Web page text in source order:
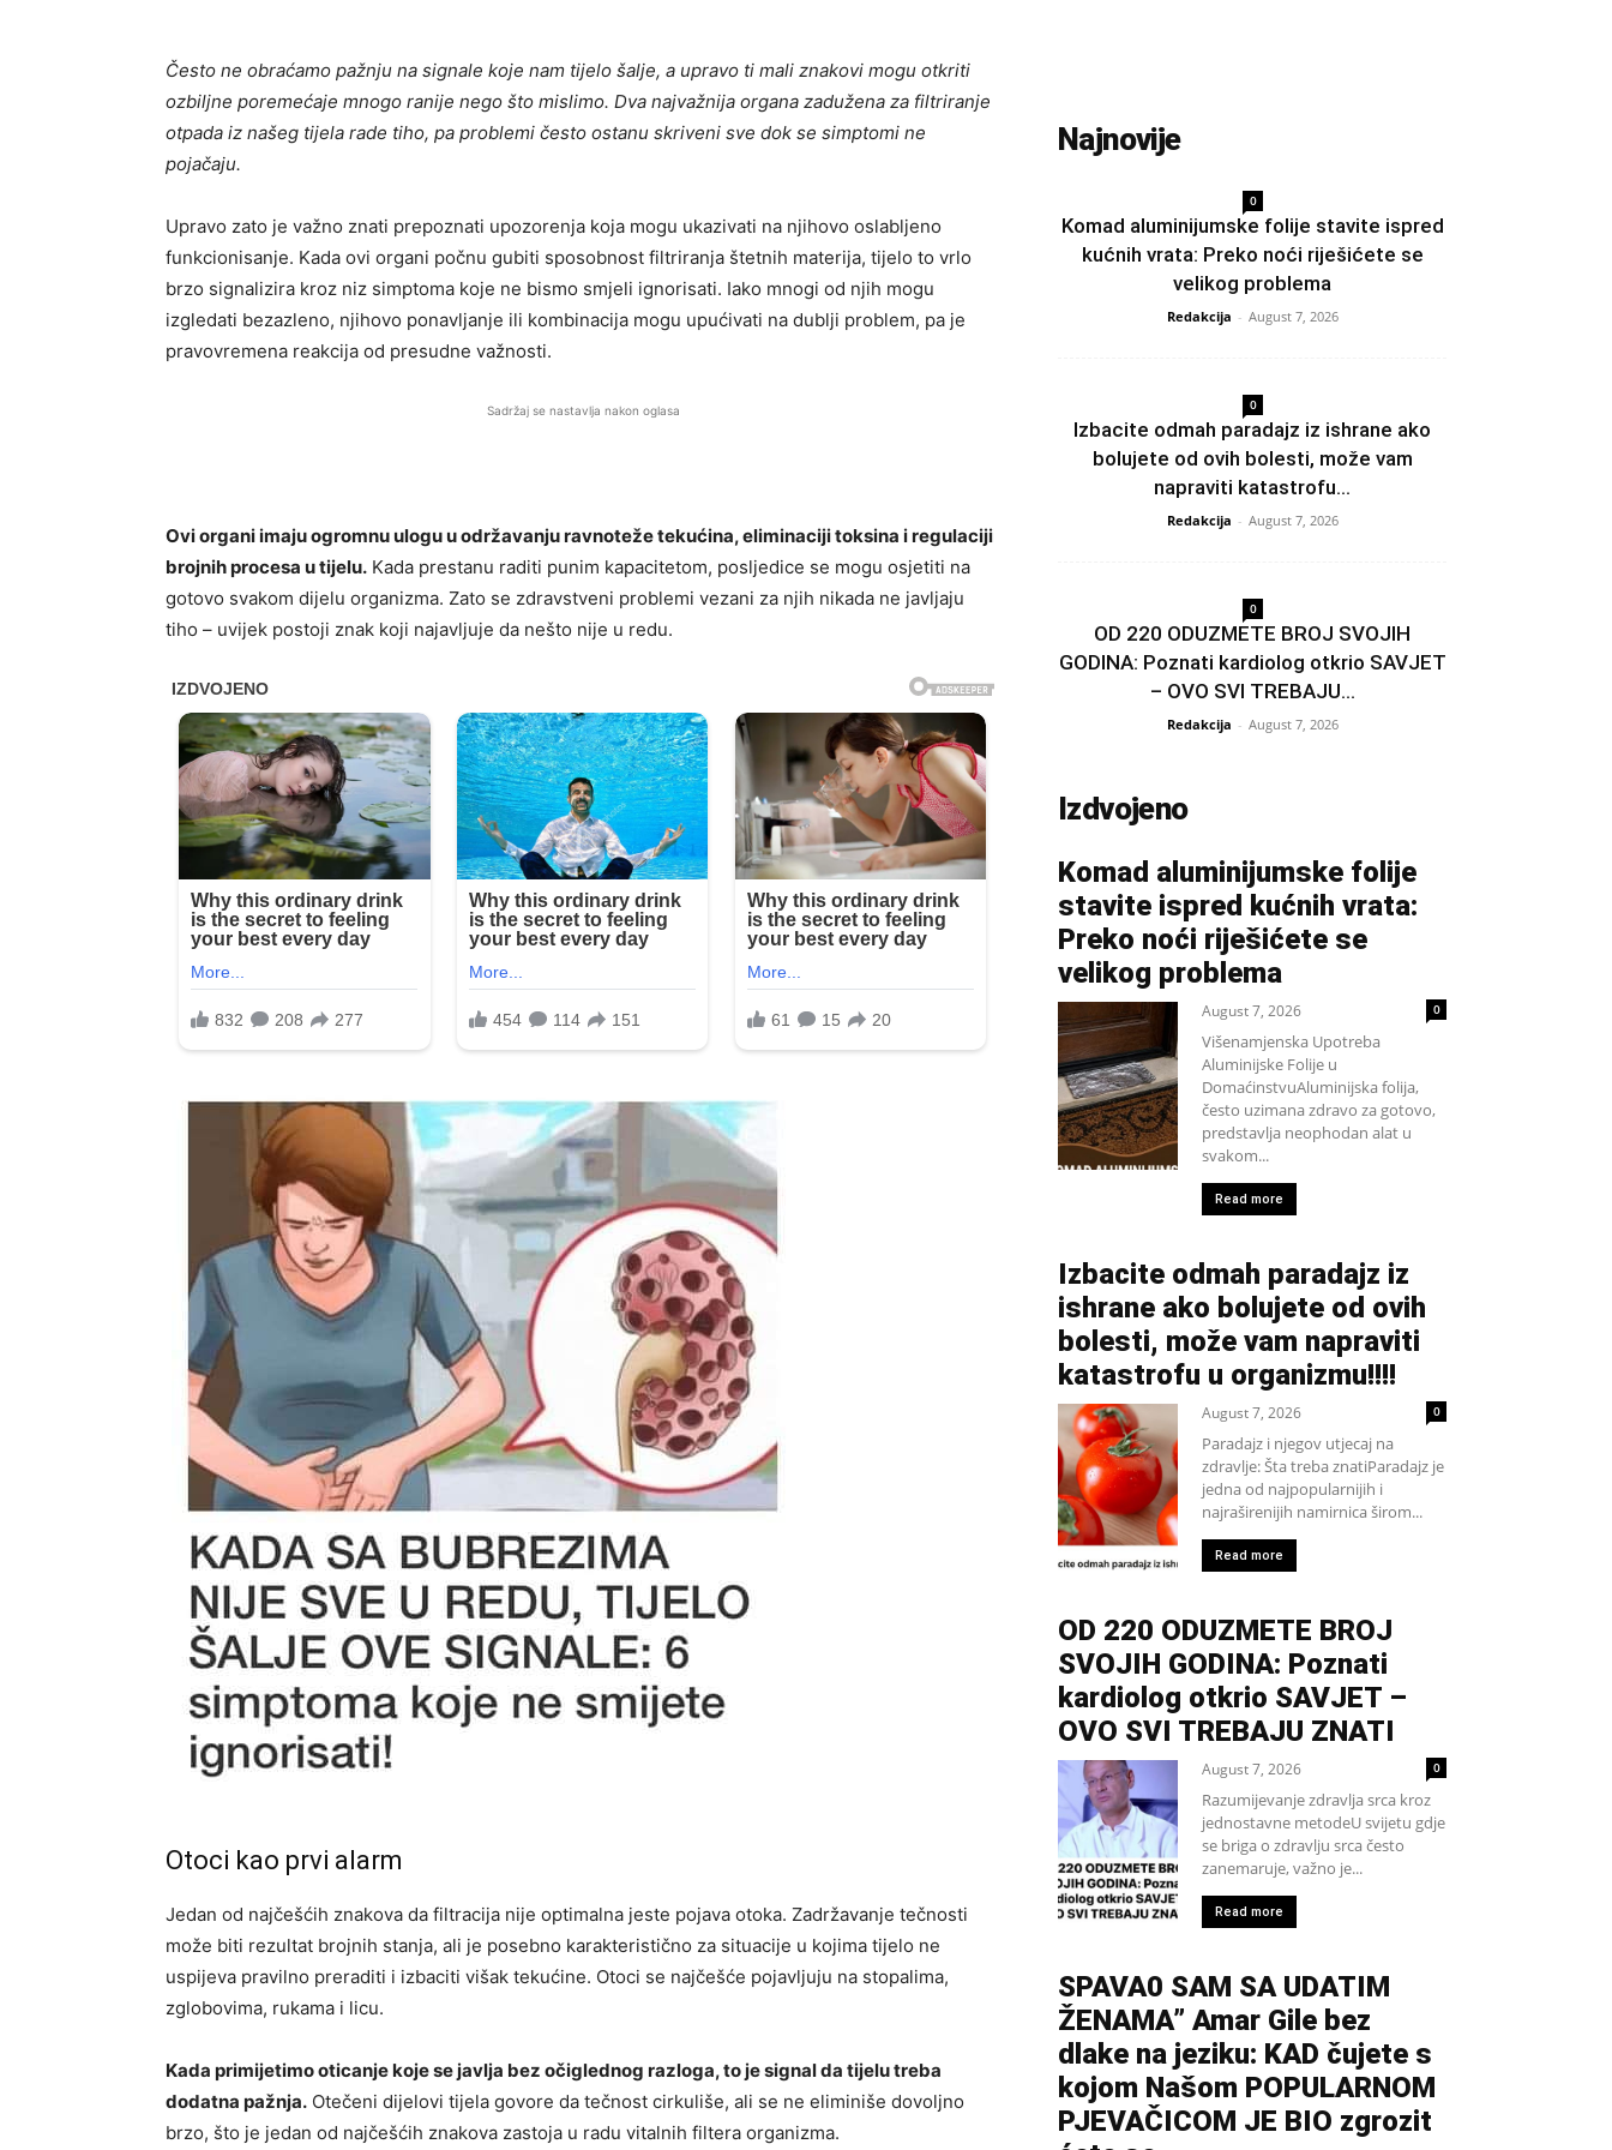
Često ne obraćamo pažnju na signale koje nam tijelo šalje, a upravo ti mali znakovi mogu otkriti
ozbiljne poremećaje mnogo ranije nego što mislimo. Dva najvažnija organa zadužena za filtriranje
otpada iz našeg tijela rade tiho, pa problemi često ostanu skriveni sve dok se simptomi ne
pojačaju.
Upravo zato je važno znati prepoznati upozorenja koja mogu ukazivati na njihovo oslabljeno
funkcionisanje. Kada ovi organi počnu gubiti sposobnost filtriranja štetnih materija, tijelo to vrlo
brzo signalizira kroz niz simptoma koje ne bismo smjeli ignorisati. Iako mnogi od njih mogu
izgledati bezazleno, njihovo ponavljanje ili kombinacija mogu upućivati na dublji problem, pa je
pravovremena reakcija od presudne važnosti.
Sadržaj se nastavlja nakon oglasa
Ovi organi imaju ogromnu ulogu u održavanju ravnoteže tekućina, eliminaciji toksina i regulaciji
brojnih procesa u tijelu. Kada prestanu raditi punim kapacitetom, posljedice se mogu osjetiti na
gotovo svakom dijelu organizma. Zato se zdravstveni problemi vezani za njih nikada ne javljaju
tiho – uvijek postoji znak koji najavljuje da nešto nije u redu.
Otoci kao prvi alarm
Jedan od najčešćih znakova da filtracija nije optimalna jeste pojava otoka. Zadržavanje tečnosti
može biti rezultat brojnih stanja, ali je posebno karakteristično za situacije u kojima tijelo ne
uspijeva pravilno preraditi i izbaciti višak tekućine. Otoci se najčešće pojavljuju na stopalima,
zglobovima, rukama i licu.
Kada primijetimo oticanje koje se javlja bez očiglednog razloga, to je signal da tijelu treba
dodatna pažnja. Otečeni dijelovi tijela govore da tečnost cirkuliše, ali se ne eliminiše dovoljno
brzo, što je jedan od najčešćih znakova zastoja u radu vitalnih filtera organizma.
Najnovije
0
Komad aluminijumske folije stavite ispred
kućnih vrata: Preko noći riješićete se
velikog problema
Redakcija - August 7, 2026
0
Izbacite odmah paradajz iz ishrane ako
bolujete od ovih bolesti, može vam
napraviti katastrofu...
Redakcija - August 7, 2026
0
OD 220 ODUZMETE BROJ SVOJIH
GODINA: Poznati kardiolog otkrio SAVJET
– OVO SVI TREBAJU...
Redakcija - August 7, 2026
Izdvojeno
Komad aluminijumske folije
stavite ispred kućnih vrata:
Preko noći riješićete se
velikog problema
August 7, 2026 0
Višenamjenska Upotreba
Aluminijske Folije u
DomaćinstvuAluminijska folija,
često uzimana zdravo za gotovo,
predstavlja neophodan alat u
svakom...
Read more
Izbacite odmah paradajz iz
ishrane ako bolujete od ovih
bolesti, može vam napraviti
katastrofu u organizmu!!!!
August 7, 2026 0
Paradajz i njegov utjecaj na
zdravlje: Šta treba znatiParadajz je
jedna od najpopularnijih i
najraširenijih namirnica širom...
Read more
OD 220 ODUZMETE BROJ
SVOJIH GODINA: Poznati
kardiolog otkrio SAVJET –
OVO SVI TREBAJU ZNATI
August 7, 2026 0
Razumijevanje zdravlja srca kroz
jednostavne metodeU svijetu gdje
se briga o zdravlju srca često
zanemaruje, važno je...
Read more
SPAVA0 SAM SA UDATIM
ŽENAMA” Amar Gile bez
dlake na jeziku: KAD čujete s
kojom Našom POPULARNOM
PJEVAČICOM JE BIO zgrozit